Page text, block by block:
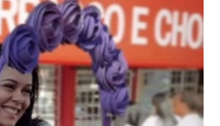
PARACATU E REGIÃO